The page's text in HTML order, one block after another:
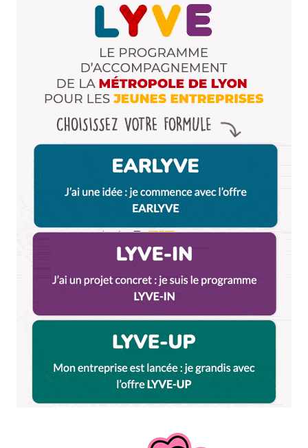
Dis-nous tout*
navigateur pour mon prochain commentaire.
Et bim !